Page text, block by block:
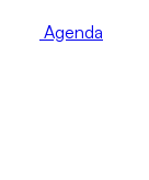
Agenda